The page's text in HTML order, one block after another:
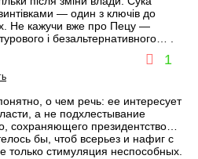
— один з ключів до
Не кажучи вже про Пецу —
і безальтернативного… .
1
о чем речь: ее интересует
а не подхлестывание
сохраняющего президентство…
бы, чтоб всерьез и нафиг с
только стимуляция неспособных.